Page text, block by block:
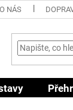
O NÁS